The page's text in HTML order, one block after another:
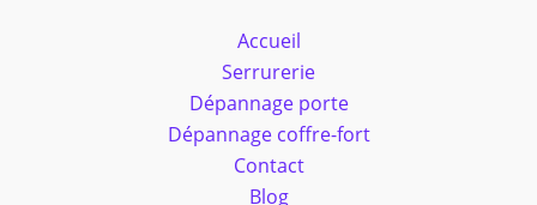
Accueil
Serrurerie
Dépannage porte
Dépannage coffre-fort
Contact
Blog